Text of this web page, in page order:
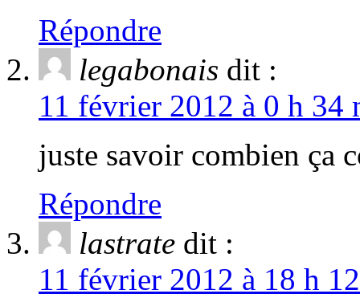
Répondre
legabonais dit :
11 février 2012 à 0 h 34
juste savoir combien ça
Répondre
lastrate dit :
11 février 2012 à 18 h